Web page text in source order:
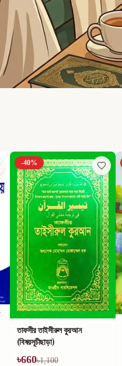
-40%
তাফসীর তাইসীরুল কুরআন
(বিষয়সূচীছাড়া)
৳660৳1,100